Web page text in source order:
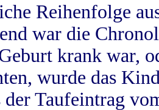
Reihenfolge
war die
krank war,
wurde das
der Taufeintrag